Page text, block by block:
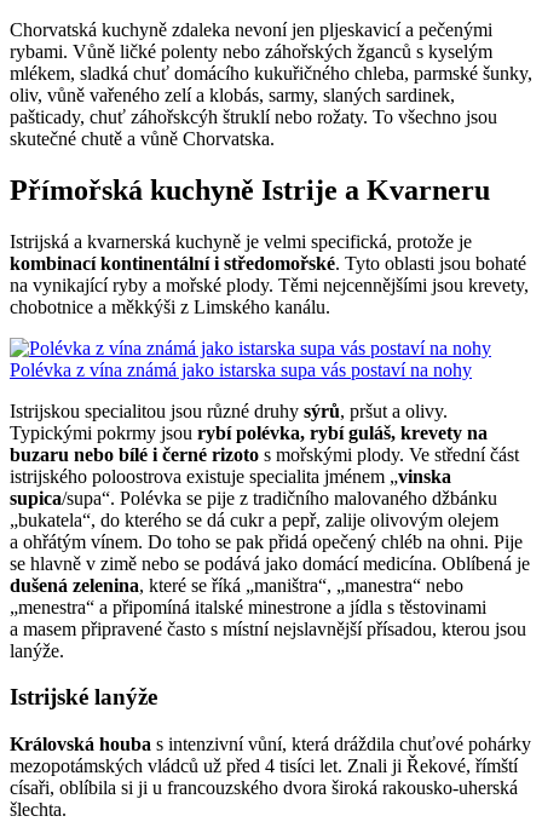
Chorvatská kuchyně zdaleka nevoní jen pljeskavicí a pečenými
rybami. Vůně ličké polenty nebo záhořských žganců s kyselým
mlékem, sladká chuť domácího kukuřičného chleba, parmské šunky,
oliv, vůně vařeného zelí a klobás, sarmy, slaných sardinek,
pašticady, chuť záhořskcýh štruklí nebo rožaty. To všechno jsou
skutečné chutě a vůně Chorvatska.
Přímořská kuchyně Istrije a Kvarneru
Istrijská a kvarnerská kuchyně je velmi specifická, protože je
kombinací kontinentální i středomořské. Tyto oblasti jsou bohaté
na vynikající ryby a mořské plody. Těmi nejcennějšími jsou krevety,
chobotnice a měkkýši z Limského kanálu.
Polévka z vína známá jako istarska supa vás postaví na nohy
Istrijskou specialitou jsou různé druhy sýrů, pršut a olivy.
Typickými pokrmy jsou rybí polévka, rybí guláš, krevety na
buzaru nebo bílé i černé rizoto s mořskými plody. Ve střední část
istrijského poloostrova existuje specialita jménem „vinska
supica/supa“. Polévka se pije z tradičního malovaného džbánku
„bukatela“, do kterého se dá cukr a pepř, zalije olivovým olejem
a ohřátým vínem. Do toho se pak přidá opečený chléb na ohni. Pije
se hlavně v zimě nebo se podává jako domácí medicína. Oblíbená je
dušená zelenina, které se říká „maništra“, „manestra“ nebo
„menestra“ a připomíná italské minestrone a jídla s těstovinami
a masem připravené často s místní nejslavnější přísadou, kterou jsou
lanýže.
Istrijské lanýže
Královská houba s intenzivní vůní, která dráždila chuťové pohárky
mezopotámských vládců už před 4 tisíci let. Znali ji Řekové, římští
císaři, oblíbila si ji u francouzského dvora široká rakousko-uherská
šlechta.